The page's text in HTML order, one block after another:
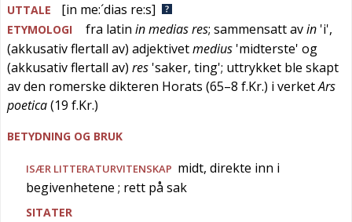
UTTALE
[in me:´dias re:s]
ETYMOLOGI fra latin in medias res; sammensatt avin 'i',
(akkusativ flertall av) adjektivetmedius 'midterste' og
(akkusativ flertall av) res 'saker, ting'; uttrykket ble skapt
av den romerske dikteren Horats (65–8 f.Kr.) i verketArs
poetica(19 f.Kr.)
BETYDNING OG BRUK
ISÆR LITTERATURVITENSKAP midt, direkte inn i
begivenhetene ; rett på sak
SITATER